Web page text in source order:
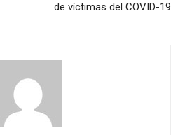
de víctimas del COVID-19